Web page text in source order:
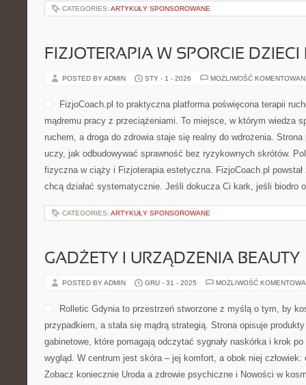
CATEGORIES: ARTYKUŁY SPONSOROWANE
FIZJOTERAPIA W SPORCIE
POSTED BY ADMIN STY - 1 - 2026 MOŻLIWOŚĆ
FizjoCoach.pl to praktyczna platforma poświęcona terapii
mądremu pracy z przeciążeniami. To miejsce, w którym wiedza
ruchem, a droga do zdrowia staje się realny do wdrożenia. Strona
uczy, jak odbudowywać sprawność bez ryzykownych skrótów.
fizyczna w ciąży i Fizjoterapia estetyczna. FizjoCoach.pl
chcą działać systematycznie. Jeśli dokucza Ci kark, jeśli biodro
CATEGORIES: ARTYKUŁY SPONSOROWANE
GADŻETY I URZĄDZENIA BEAUTY
POSTED BY ADMIN GRU - 31 - 2025 MOŻLIWOŚĆ
Rolletic Gdynia to przestrzeń stworzone z myślą o tym, by
przypadkiem, a stała się mądrą strategią. Strona opisuje
gabinetowe, które pomagają odczytać sygnały naskórka i krok
wygląd. W centrum jest skóra – jej komfort, a obok niej człowiek:
Zobacz koniecznie Uroda a zdrowie psychiczne i Nowości w